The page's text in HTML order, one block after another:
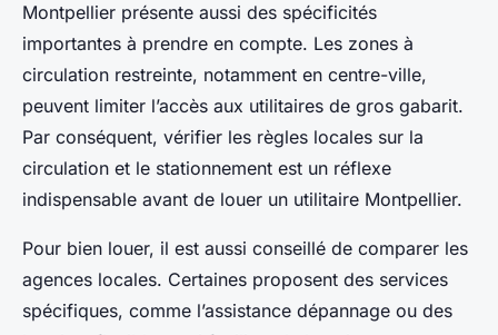
Montpellier présente aussi des spécificités
importantes à prendre en compte. Les zones à
circulation restreinte, notamment en centre-ville,
peuvent limiter l’accès aux utilitaires de gros gabarit.
Par conséquent, vérifier les règles locales sur la
circulation et le stationnement est un réflexe
indispensable avant de louer un utilitaire Montpellier.
Pour bien louer, il est aussi conseillé de comparer les
agences locales. Certaines proposent des services
spécifiques, comme l’assistance dépannage ou des